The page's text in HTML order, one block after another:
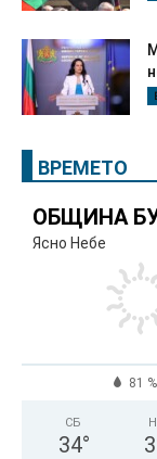
ВРЕМЕТО
ОБЩИНА
Ясно Небе
81 %
СБ
34°